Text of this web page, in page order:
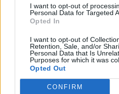
I want to opt-out of
Personal Data for Targeted
Opted In
I want to opt-out of
Retention, Sale, and/or
Personal Data that Is
Purposes for which it was
Opted Out
CONFIRM
Hóviharban is
Greendex Szemle